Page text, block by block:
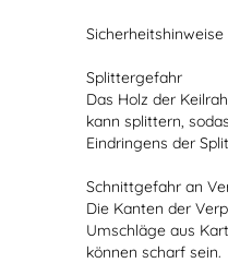
Sicherheitshinweise
Splittergefahr
Das Holz der
kann splittern,
Eindringens der
Schnittgefahr an
Die Kanten der
Umschläge aus
können scharf sein.